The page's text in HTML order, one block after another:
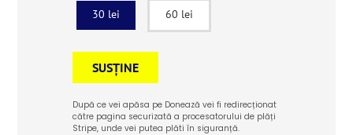
30 lei 60 lei
SUSȚINE
După ce vei apăsa pe Donează vei fi redirecționat
către pagina securizată a procesatorului de plăți
Stripe, unde vei putea plăti în siguranță.